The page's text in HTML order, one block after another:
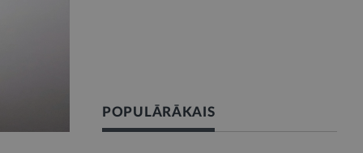
POPULĀRĀKAIS